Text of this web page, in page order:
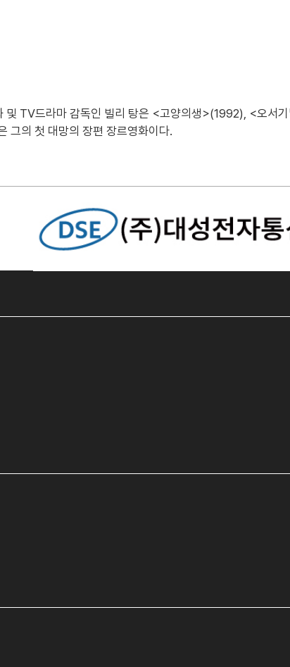
및 TV드라마 감독인 빌리 탕은 <고양의생>(1992), <오서
그의 첫 대망의 장편 장르영화이다.